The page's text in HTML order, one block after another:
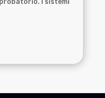
I sistemi